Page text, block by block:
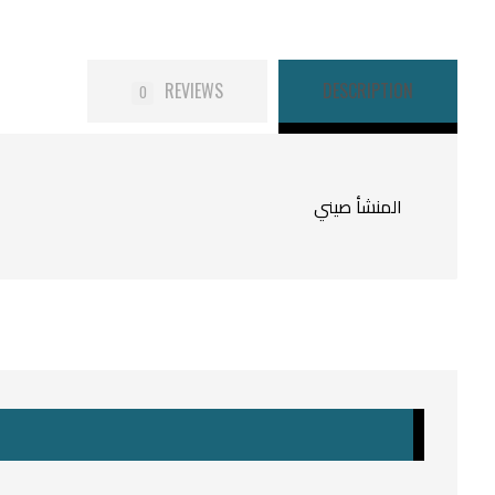
DESCRIPTION
REVIEWS
0
المنشأ صيني